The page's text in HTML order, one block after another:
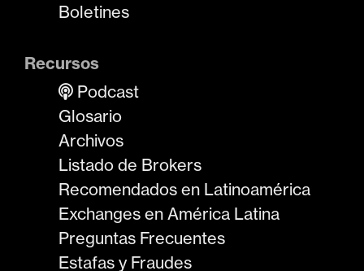
Boletines
Recursos
Podcast
Glosario
Archivos
Listado de Brokers
Recomendados en Latinoamérica
Exchanges en América Latina
Preguntas Frecuentes
Estafas y Fraudes